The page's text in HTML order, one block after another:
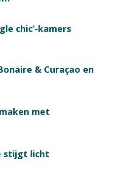
chic’-kamers
& Curaçao en
met
stijgt licht